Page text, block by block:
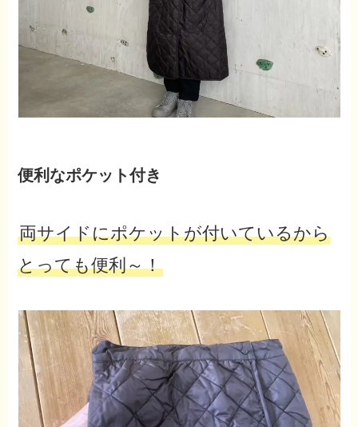
便利なポケット付き
両サイドにポケットが付いているから
とっても便利～！